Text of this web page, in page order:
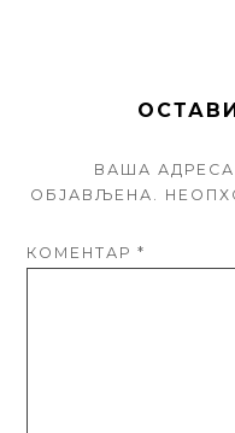
ВАША
ОБЈАВЉЕНА.
КОМЕНТАР*